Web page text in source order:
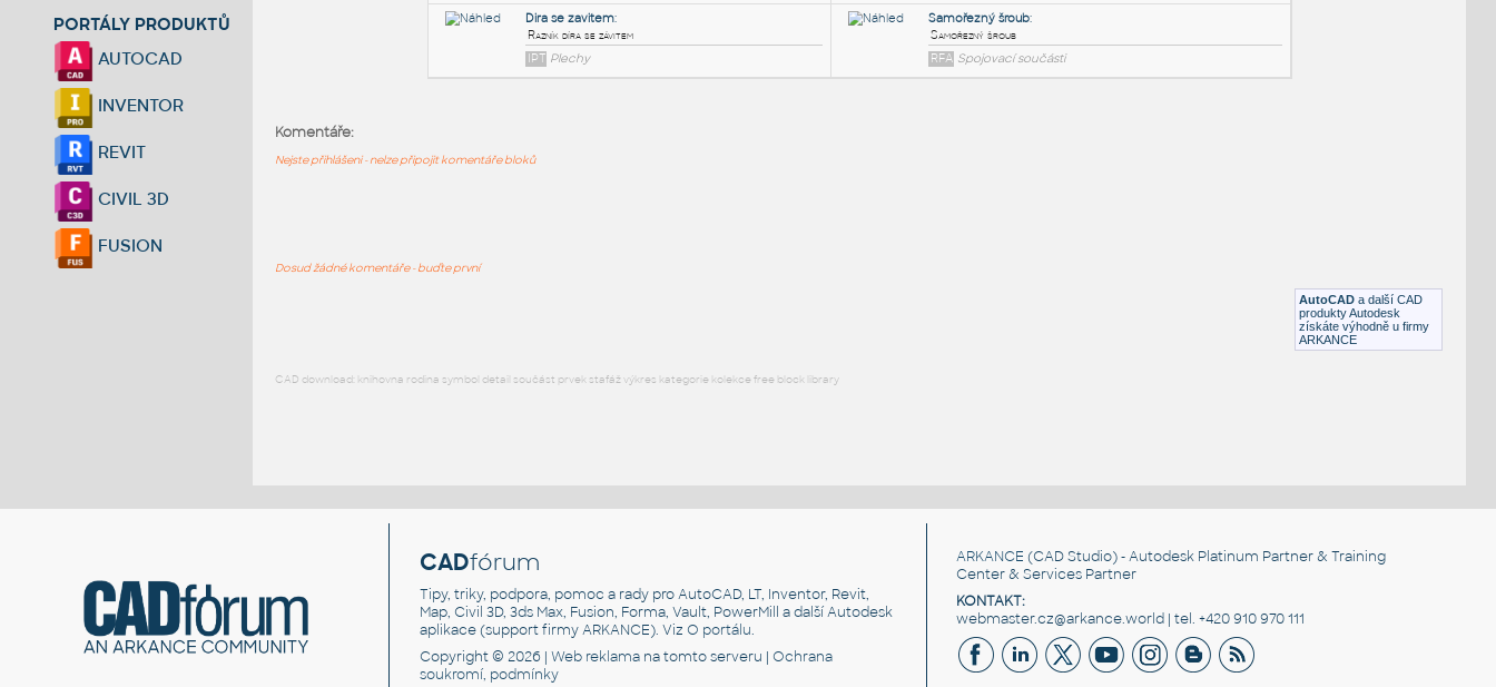
PORTÁLY PRODUKTŮ
AUTOCAD
INVENTOR
REVIT
CIVIL 3D
FUSION
AutoCAD a další CAD
produkty Autodesk
získáte výhodně u firmy
ARKANCE
Komentáře:
Nejste přihlášeni - nelze připojit komentáře bloků
Dosud žádné komentáře - buďte první
CAD download: knihovna rodina symbol detail součást prvek stafáž výkres kategorie kolekce free block library
CADfórum
Tipy, triky, podpora, pomoc a rady pro AutoCAD, LT, Inventor, Revit,
Map, Civil 3D, 3ds Max, Fusion, Forma, Vault, PowerMill a další Autodesk
aplikace (support firmy ARKANCE). VizO portálu.
Copyright © 2026 |Web reklama na tomto serveru |Ochrana
soukromí, podmínky
ARKANCE (CAD Studio) - Autodesk Platinum Partner & Training
Center & Services Partner
KONTAKT:
webmaster.cz@arkance.world | tel. +420 910 970 111